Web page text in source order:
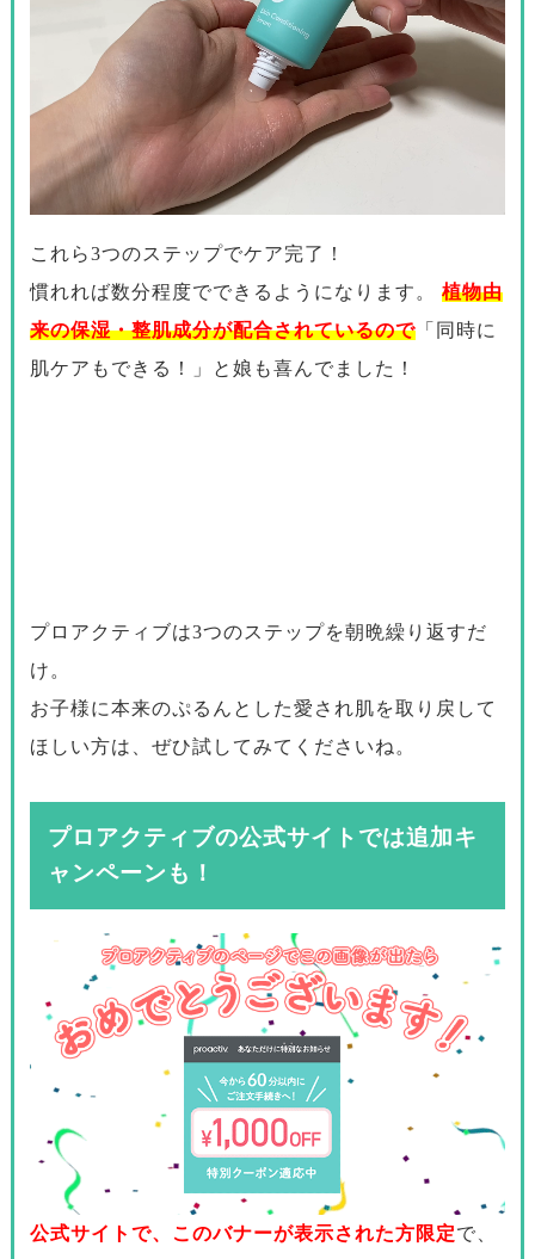
※イメージで通常使用量より多めに出しています。
これら3つのステップでケア完了！
慣れれば数分程度でできるようになります。 植物由
来の保湿・整肌成分が配合されているので「同時に
肌ケアもできる！」と娘も喜んでました！
プロアクティブは3つのステップを朝晩繰り返すだ
け。
お子様に本来のぷるんとした愛され肌を取り戻して
ほしい方は、ぜひ試してみてくださいね。
プロアクティブの公式サイトでは追加キ
ャンペーンも！
公式サイトで、このバナーが表示された方限定で、